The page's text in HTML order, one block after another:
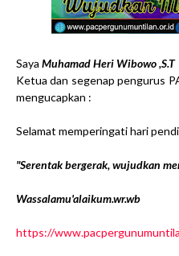
Saya Muhamad Heri Wibowo ,S.T
Ketua dan segenap pengurus
mengucapkan :
Selamat memperingati hari
"Serentak bergerak, wujudkan
Wassalamu'alaikum.wr.wb
https://